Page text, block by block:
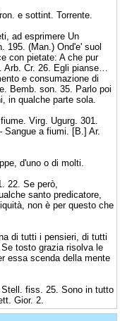
e sottint. Torrente.
ad esprimere Un
195. (Man.) Ond'e' suol
con pietate: A che pur
Cr. 26. Egli pianse…
e consumazione di
Bemb. son. 35. Parlo poi
in qualche parte sola.
Virg. Ugurg. 301.
Sangue a fiumi. [B.] Ar.
d'uno o di molti.
22. Se però,
santo predicatore,
non è per questo che
di tutti i pensieri, di tutti
tosto grazia risolva le
essa scenda della mente
fiss. 25. Sono in tutto
Gior. 2.